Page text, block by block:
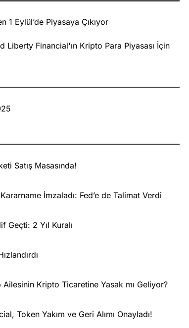
1 Eylül’de Piyasaya Çıkıyor
Financial'ın Kripto Para Piyasası İçin
Satış Masasında!
İmzaladı: Fed’e de Talimat Verdi
Geçti: 2 Yıl Kuralı
Kripto Ticaretine Yasak mı Geliyor?
Token Yakım ve Geri Alımı Onayladı!